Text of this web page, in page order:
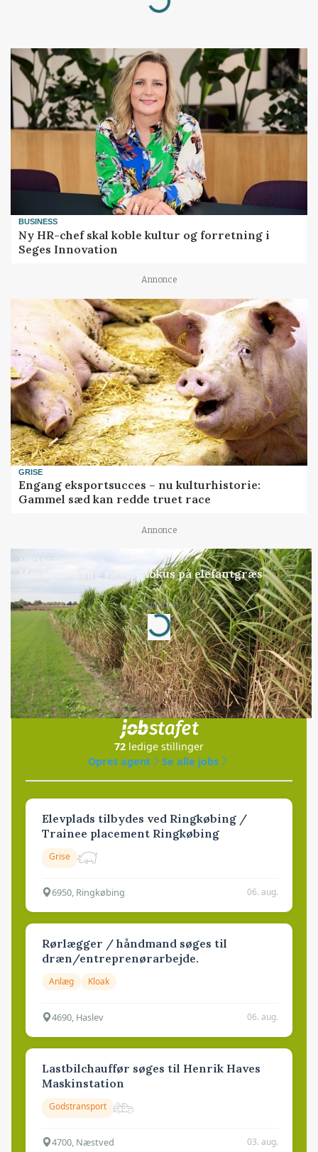
Loading...
BUSINESS
Ny HR-chef skal koble kultur og forretning i
Seges Innovation
Annonce
GRISE
Engang eksportsucces – nu kulturhistorie:
Gammel sæd kan redde truet race
Annonce
ARRANGEMENT
Markvandring sætter fokus på elefantgræs
Annonce
Loading...
Jobs
i samarbejde med
72 ledige stillinger
Opret agent
Se alle jobs
Elevplads tilbydes ved Ringkøbing /
Trainee placement Ringkøbing
Grise
6950, Ringkøbing 06. aug.
Rørlægger / håndmand søges til
dræn/entreprenørarbejde.
Anlæg Kloak
4690, Haslev 06. aug.
Lastbilchauffør søges til Henrik Haves
Maskinstation
Godstransport
4700, Næstved 03. aug.